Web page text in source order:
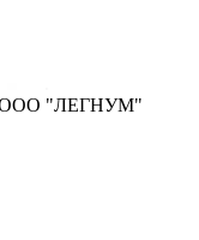
ООО "ЛЕГНУМ"